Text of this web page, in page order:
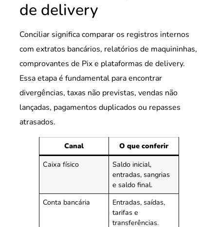
de delivery
Conciliar significa comparar os registros internos
com extratos bancários, relatórios de maquininhas,
comprovantes de Pix e plataformas de delivery.
Essa etapa é fundamental para encontrar
divergências, taxas não previstas, vendas não
lançadas, pagamentos duplicados ou repasses
atrasados.
Canal
O que conferir
Caixa físico
Saldo inicial,
entradas, sangrias
e saldo final.
Conta bancária
Entradas, saídas,
tarifas e
transferências.